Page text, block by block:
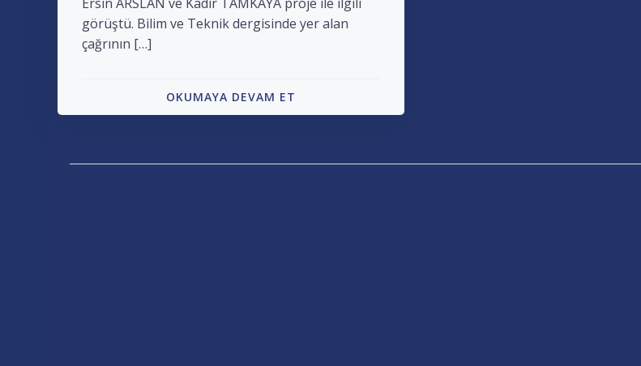
görüştü. Bilim ve Teknik dergisinde yer alan
çağrının […]
OKUMAYA DEVAM ET